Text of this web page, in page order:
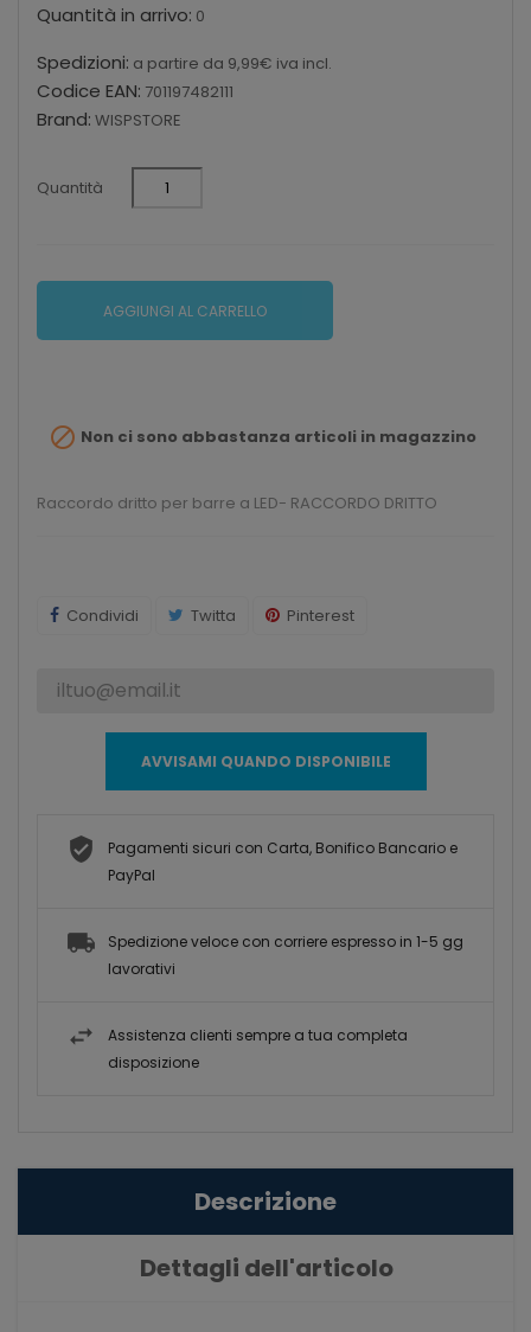
Quantità in arrivo: 0
Spedizioni: a partire da 9,99€ iva incl.
Codice EAN: 701197482111
Brand: WISPSTORE
Quantità
AGGIUNGI AL CARRELLO
 Non ci sono abbastanza articoli in magazzino
Raccordo dritto per barre a LED- RACCORDO DRITTO
Condividi Twitta Pinterest
AVVISAMI QUANDO DISPONIBILE
Pagamenti sicuri con Carta, Bonifico Bancario e
PayPal
Spedizione veloce con corriere espresso in 1-5 gg
lavorativi
Assistenza clienti sempre a tua completa
disposizione
Descrizione
Dettagli dell'articolo